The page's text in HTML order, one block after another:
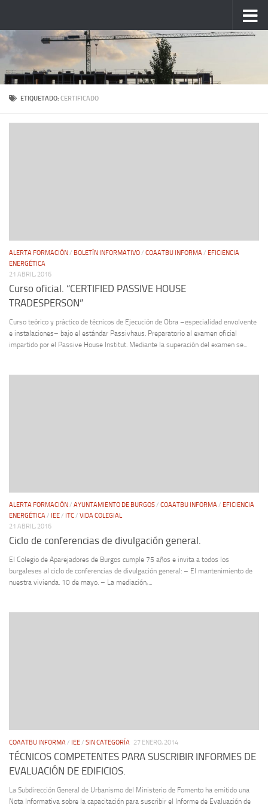
ETIQUETADO: CERTIFICADO
ALERTA FORMACIÓN/ BOLETÍN INFORMATIVO/ COAATBU INFORMA/ EFICIENCIA
ENERGÉTICA
21 ABRIL, 2016
Curso oficial. “CERTIFIED PASSIVE HOUSE
TRADESPERSON”
Curso teórico y práctico de técnicos de Ejecución de Obra –especialidad envolvente
e instalaciones– bajo el estándar Passivhaus. Preparatorio al examen oficial
impartido por el Passive House Institut. Mediante la superación del examen se...
ALERTA FORMACIÓN/ AYUNTAMIENTO DE BURGOS/ COAATBU INFORMA/ EFICIENCIA
ENERGÉTICA/ IEE/ ITC/ VIDA COLEGIAL
21 ABRIL, 2016
Ciclo de conferencias de divulgación general.
El Colegio de Aparejadores de Burgos cumple 75 años e invita a todos los
burgaleses al ciclo de conferencias de divulgación general: – El mantenimiento de
nuestra vivienda. 10 de mayo. – La mediación,...
COAATBU INFORMA/ IEE/ SIN CATEGORÍA 27 ENERO, 2014
TÉCNICOS COMPETENTES PARA SUSCRIBIR INFORMES DE
EVALUACIÓN DE EDIFICIOS.
La Subdirección General de Urbanismo del Ministerio de Fomento ha emitido una
Nota Informativa sobre la capacitación para suscribir el Informe de Evaluación de